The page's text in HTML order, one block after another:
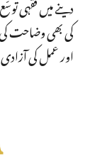
کی بھی وضاحت کی
اور عمل کی